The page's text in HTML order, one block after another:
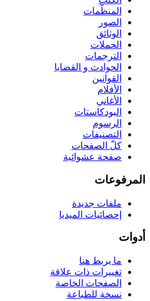
المنظّمات
الصور
الوثائق
الحملات
الترجمات
الحوادث و القضايا
القوانين
الأفلام
الأغاني
البودكاستات
الرسوم
التصنيفات
كلّ الصفحات
صفحة عشوائية
المرفوعات
ملفات جديدة
إحصائيات الميديا
أدوات
ما يربط هنا
تغييرات ذات علاقة
الصفحات الخاصة
نسخة للطباعة